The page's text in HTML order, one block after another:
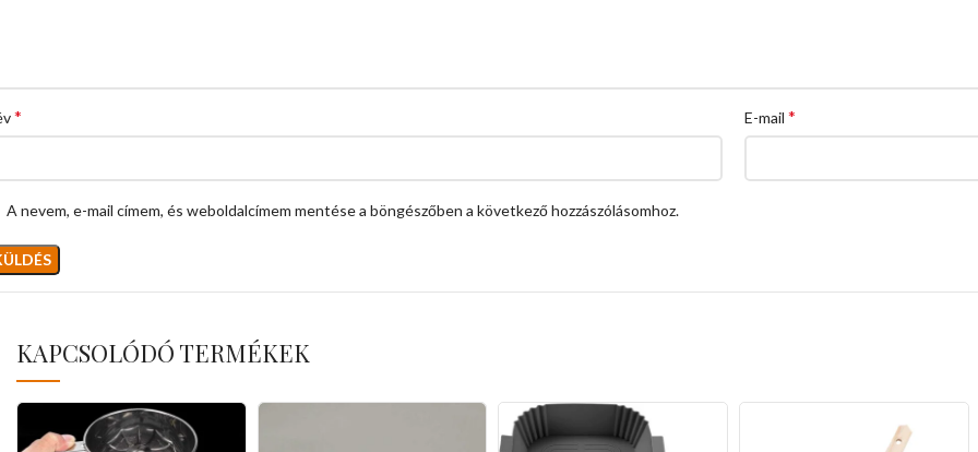
* E-mail *
A nevem, e-mail címem, és weboldalcímem mentése a böngészőben a következő hozzászólásomhoz.
KAPCSOLÓDÓ TERMÉKEK